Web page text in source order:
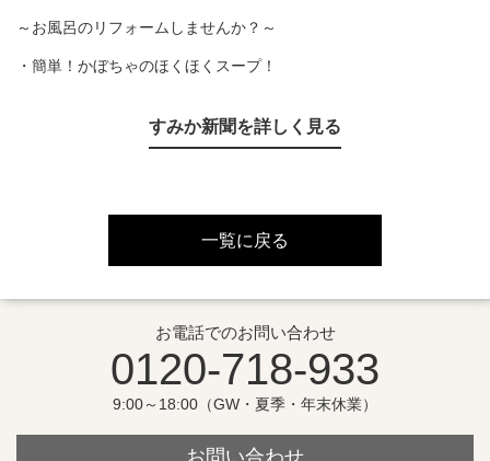
～お風呂のリフォームしませんか？～
・簡単！かぼちゃのほくほくスープ！
すみか新聞を詳しく見る
一覧に戻る
お電話でのお問い合わせ
0120-718-933
9:00～18:00（GW・夏季・年末休業）
お問い合わせ